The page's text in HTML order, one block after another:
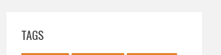
TAGS